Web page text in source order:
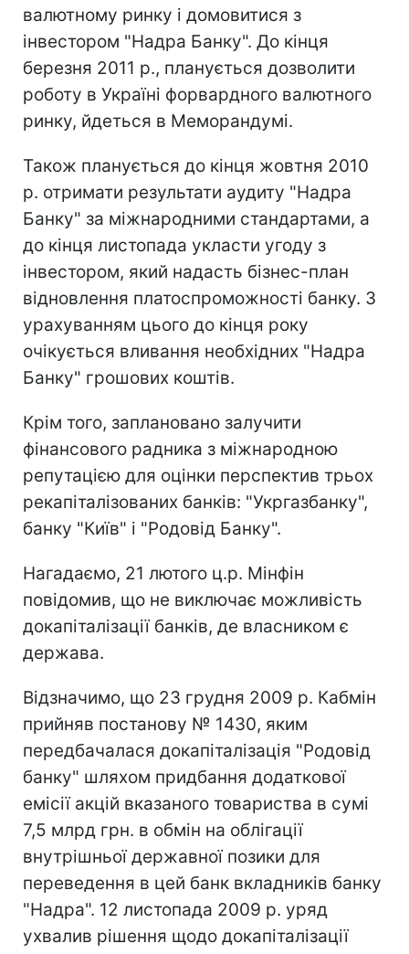
валютному ринку і домовитися з
інвестором "Надра Банку". До кінця
березня 2011 р., планується дозволити
роботу в Україні форвардного валютного
ринку, йдеться в Меморандумі.
Також планується до кінця жовтня 2010
р. отримати результати аудиту "Надра
Банку" за міжнародними стандартами, а
до кінця листопада укласти угоду з
інвестором, який надасть бізнес-план
відновлення платоспроможності банку. З
урахуванням цього до кінця року
очікується вливання необхідних "Надра
Банку" грошових коштів.
Крім того, заплановано залучити
фінансового радника з міжнародною
репутацією для оцінки перспектив трьох
рекапіталізованих банків: "Укргазбанку",
банку "Київ" і "Родовід Банку".
Нагадаємо, 21 лютого ц.р. Мінфін
повідомив, що не виключає можливість
докапіталізації банків, де власником є
держава.
Відзначимо, що 23 грудня 2009 р. Кабмін
прийняв постанову № 1430, яким
передбачалася докапіталізація "Родовід
банку" шляхом придбання додаткової
емісії акцій вказаного товариства в сумі
7,5 млрд грн. в обмін на облігації
внутрішньої державної позики для
переведення в цей банк вкладників банку
"Надра". 12 листопада 2009 р. уряд
ухвалив рішення щодо докапіталізації